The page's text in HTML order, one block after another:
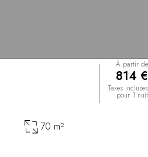
À partir de
814 €
Taxes incluses
pour 1 nuit
70 m²